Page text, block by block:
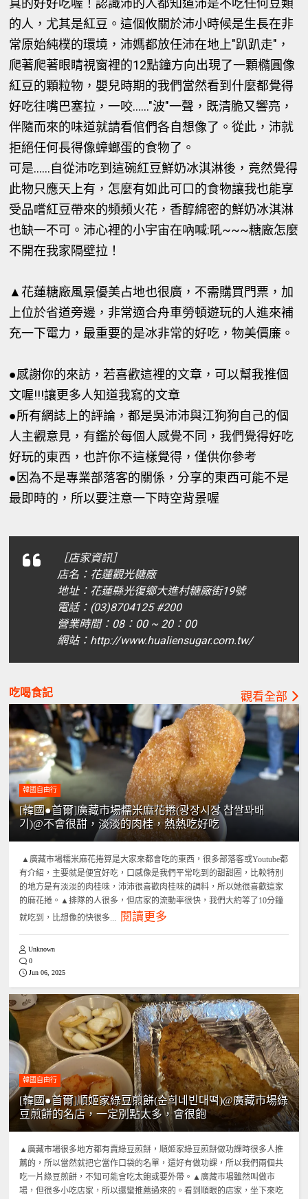
真的好好吃喔！認識沛的人都知道沛是不吃任何豆類
的人，尤其是紅豆。這個攸關於沛小時候是生長在非
常原始純樸的環境，沛媽都放任沛在地上"趴趴走"，
爬著爬著眼睛視窗裡的12點鐘方向出現了一顆橢圓像
紅豆的顆粒物，嬰兒時期的我們當然看到什麼都覺得
好吃往嘴巴塞拉，一咬......"波"一聲，既清脆又響亮，
伴隨而來的味道就請看倌們各自想像了。從此，沛就
拒絕任何長得像蟑螂蛋的食物了。
可是......自從沛吃到這碗紅豆鮮奶冰淇淋後，竟然覺得
此物只應天上有，怎麼有如此可口的食物讓我也能享
受品嚐紅豆帶來的頻頻火花，香醇綿密的鮮奶冰淇淋
也缺一不可。沛心裡的小宇宙在吶喊:吼~~~糖廠怎麼
不開在我家隔壁拉！
▲花蓮糖廠風景優美占地也很廣，不需購買門票，加
上位於省道旁邊，非常適合舟車勞頓遊玩的人進來補
充一下電力，最重要的是冰非常的好吃，物美價廉。
●感謝你的來訪，若喜歡這裡的文章，可以幫我推個
文喔!!!讓更多人知道我寫的文章
●所有網誌上的評論，都是吳沛沛與江狗狗自己的個
人主觀意見，有鑑於每個人感覺不同，我們覺得好吃
好玩的東西，也許你不這樣覺得，僅供你參考
●因為不是專業部落客的關係，分享的東西可能不是
最即時的，所以要注意一下時空背景喔
［店家資訊］
店名：花蓮觀光糖廠
地址：花蓮縣光復鄉大進村糖廠街19號
電話：(03)8704125 #200
營業時間：08：00 ~ 20：00
網站：http://www.hualiensugar.com.tw/
吃喝食記 觀看全部
韓國自由行
[韓國●首爾]廣藏市場糯米麻花捲(광장시장 찹쌀꽈배
기)@不會很甜，淡淡的肉桂，熱熱吃好吃
▲廣藏市場糯米麻花捲算是大家來都會吃的東西，很多部落客或Youtube都
有介紹，主要就是便宜好吃，口感像是我們平常吃到的甜甜圈，比較特別
的地方是有淡淡的肉桂味，沛沛很喜歡肉桂味的調料，所以她很喜歡這家
的麻花捲。▲排隊的人很多，但店家的流動率很快，我們大約等了10分鐘
就吃到，比想像的快很多...
閱讀更多
Unknown
0
Jun 06, 2025
韓國自由行
[韓國●首爾]順姬家綠豆煎餅(순희네빈대떡)@廣藏市場綠
豆煎餅的名店，一定別點太多，會很飽
▲廣藏市場很多地方都有賣綠豆煎餅，順姬家綠豆煎餅做功課時很多人推
薦的，所以當然就把它當作口袋的名單，還好有做功課，所以我們兩個共
吃一片綠豆煎餅，不知可能會吃太飽或要外帶。▲廣藏市場雖然叫做市
場，但很多小吃店家，所以還蠻推薦過來的。看到順眼的店家，坐下來吃